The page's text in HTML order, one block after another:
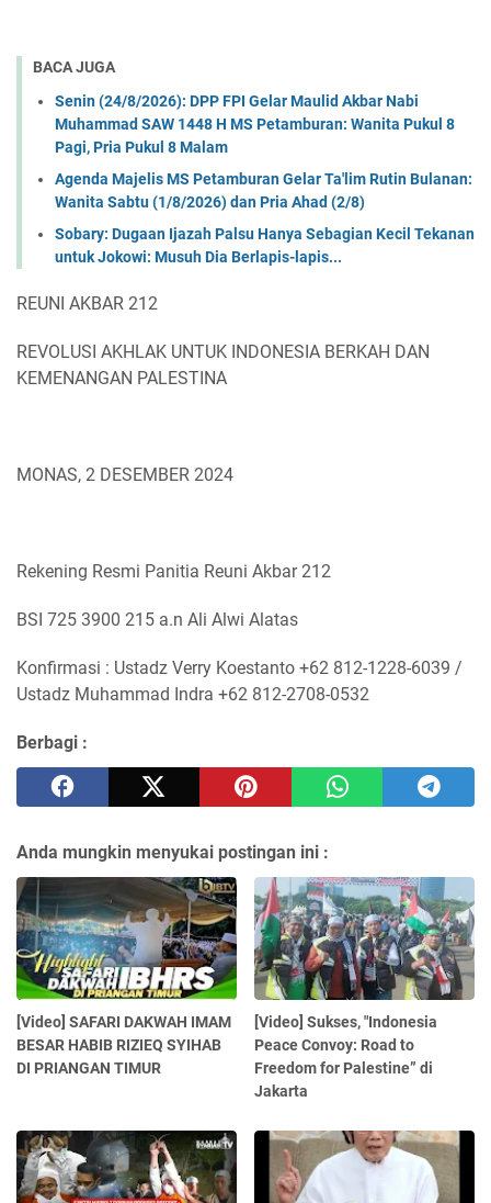
BACA JUGA
Senin (24/8/2026): DPP FPI Gelar Maulid Akbar Nabi
Muhammad SAW 1448 H MS Petamburan: Wanita Pukul 8
Pagi, Pria Pukul 8 Malam
Agenda Majelis MS Petamburan Gelar Ta'lim Rutin Bulanan:
Wanita Sabtu (1/8/2026) dan Pria Ahad (2/8)
Sobary: Dugaan Ijazah Palsu Hanya Sebagian Kecil Tekanan
untuk Jokowi: Musuh Dia Berlapis-lapis...
REUNI AKBAR 212
REVOLUSI AKHLAK UNTUK INDONESIA BERKAH DAN
KEMENANGAN PALESTINA
MONAS, 2 DESEMBER 2024
Rekening Resmi Panitia Reuni Akbar 212
BSI 725 3900 215 a.n Ali Alwi Alatas
Konfirmasi : Ustadz Verry Koestanto +62 812-1228-6039 /
Ustadz Muhammad Indra +62 812-2708-0532
Berbagi :
Anda mungkin menyukai postingan ini :
[Video] SAFARI DAKWAH IMAM
BESAR HABIB RIZIEQ SYIHAB
DI PRIANGAN TIMUR
[Video] Sukses, "Indonesia
Peace Convoy: Road to
Freedom for Palestine” di
Jakarta